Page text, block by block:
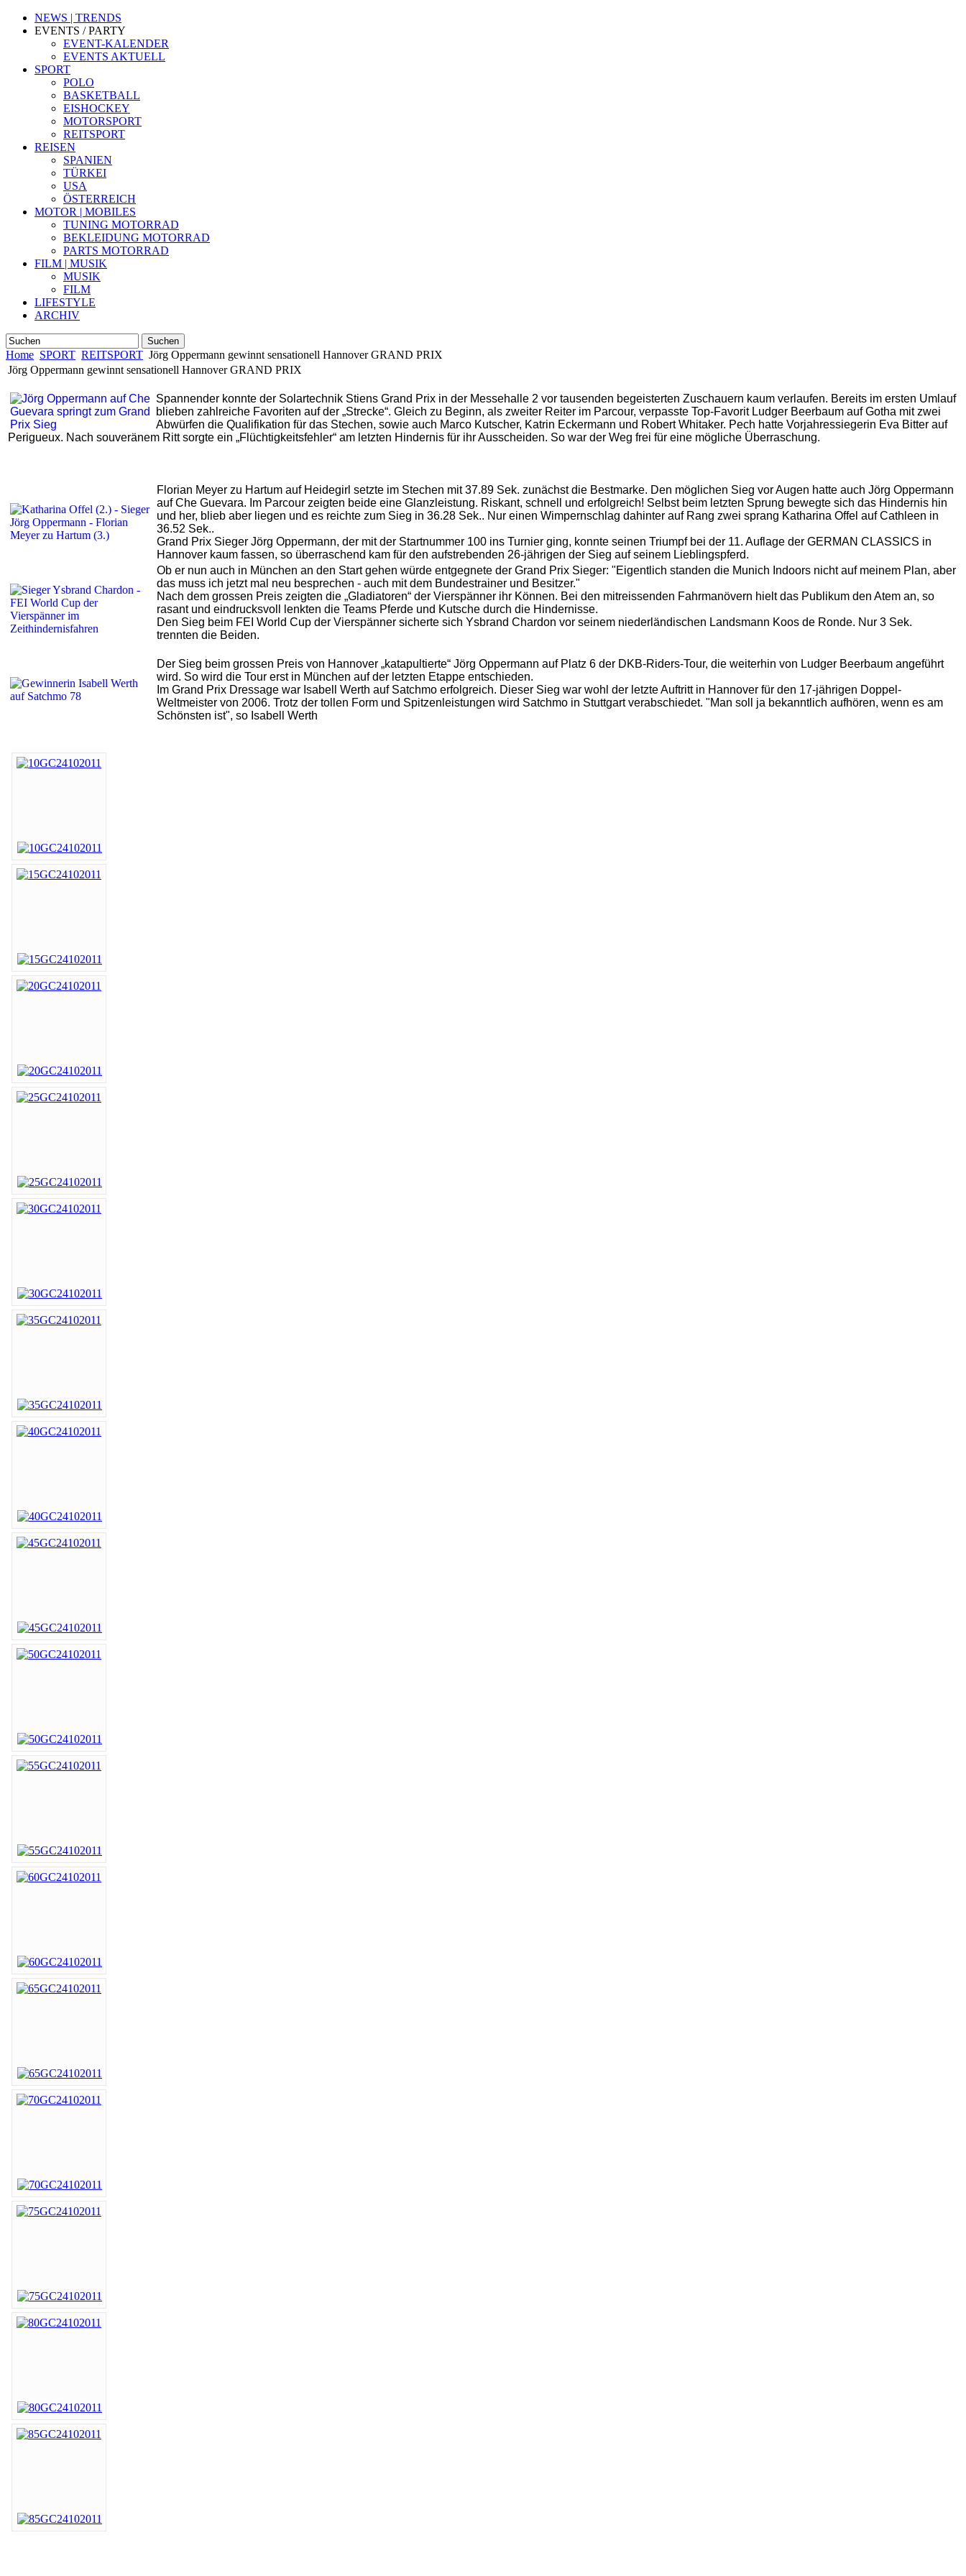
NEWS | TRENDS
EVENTS / PARTY
EVENT-KALENDER
EVENTS AKTUELL
SPORT
POLO
BASKETBALL
EISHOCKEY
MOTORSPORT
REITSPORT
REISEN
SPANIEN
TÜRKEI
USA
ÖSTERREICH
MOTOR | MOBILES
TUNING MOTORRAD
BEKLEIDUNG MOTORRAD
PARTS MOTORRAD
FILM | MUSIK
MUSIK
FILM
LIFESTYLE
ARCHIV
Suchen
Home SPORT REITSPORT Jörg Oppermann gewinnt sensationell Hannover GRAND PRIX
Jörg Oppermann gewinnt sensationell Hannover GRAND PRIX
Spannender konnte der Solartechnik Stiens Grand Prix in der Messehalle 2 vor tausenden begeisterten Zuschauern kaum verlaufen. Bereits im ersten Umlauf
blieben zahlreiche Favoriten auf der „Strecke“. Gleich zu Beginn, als zweiter Reiter im Parcour, verpasste Top-Favorit Ludger Beerbaum auf Gotha mit zwei
Abwürfen die Qualifikation für das Stechen, sowie auch Marco Kutscher, Katrin Eckermann und Robert Whitaker. Pech hatte Vorjahressiegerin Eva Bitter auf
Perigueux. Nach souveränem Ritt sorgte ein „Flüchtigkeitsfehler“ am letzten Hindernis für ihr Ausscheiden. So war der Weg frei für eine mögliche Überraschung.
Florian Meyer zu Hartum auf Heidegirl setzte im Stechen mit 37.89 Sek. zunächst die Bestmarke. Den möglichen Sieg vor Augen hatte auch Jörg Oppermann
auf Che Guevara. Im Parcour zeigten beide eine Glanzleistung. Riskant, schnell und erfolgreich! Selbst beim letzten Sprung bewegte sich das Hindernis hin
und her, blieb aber liegen und es reichte zum Sieg in 36.28 Sek.. Nur einen Wimpernschlag dahinter auf Rang zwei sprang Katharina Offel auf Cathleen in
36.52 Sek..
Grand Prix Sieger Jörg Oppermann, der mit der Startnummer 100 ins Turnier ging, konnte seinen Triumpf bei der 11. Auflage der GERMAN CLASSICS in
Hannover kaum fassen, so überraschend kam für den aufstrebenden 26-jährigen der Sieg auf seinem Lieblingspferd.
Ob er nun auch in München an den Start gehen würde entgegnete der Grand Prix Sieger: "Eigentlich standen die Munich Indoors nicht auf meinem Plan, aber
das muss ich jetzt mal neu besprechen - auch mit dem Bundestrainer und Besitzer."
Nach dem grossen Preis zeigten die „Gladiatoren“ der Vierspänner ihr Können. Bei den mitreissenden Fahrmanövern hielt das Publikum den Atem an, so
rasant und eindrucksvoll lenkten die Teams Pferde und Kutsche durch die Hindernisse.
Den Sieg beim FEI World Cup der Vierspänner sicherte sich Ysbrand Chardon vor seinem niederländischen Landsmann Koos de Ronde. Nur 3 Sek.
trennten die Beiden.
Der Sieg beim grossen Preis von Hannover „katapultierte“ Jörg Oppermann auf Platz 6 der DKB-Riders-Tour, die weiterhin von Ludger Beerbaum angeführt
wird. So wird die Tour erst in München auf der letzten Etappe entschieden.
Im Grand Prix Dressage war Isabell Werth auf Satchmo erfolgreich. Dieser Sieg war wohl der letzte Auftritt in Hannover für den 17-jährigen Doppel-
Weltmeister von 2006. Trotz der tollen Form und Spitzenleistungen wird Satchmo in Stuttgart verabschiedet. "Man soll ja bekanntlich aufhören, wenn es am
Schönsten ist", so Isabell Werth